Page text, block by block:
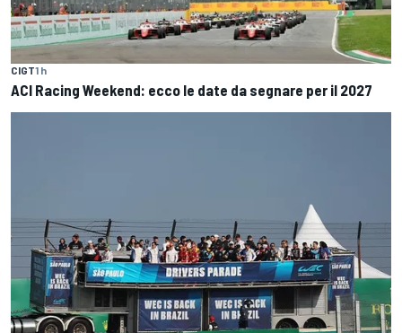
CIGT1 h
ACI Racing Weekend: ecco le date da segnare per il 2027